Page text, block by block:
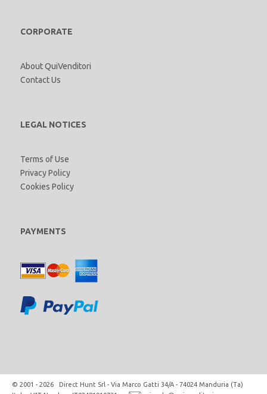
CORPORATE
About QuiVenditori
Contact Us
LEGAL NOTICES
Terms of Use
Privacy Policy
Cookies Policy
PAYMENTS
© 2001 - 2026 Direct Hunt Srl - Via Marco Gatti 34/A - 74024 Manduria (Ta)